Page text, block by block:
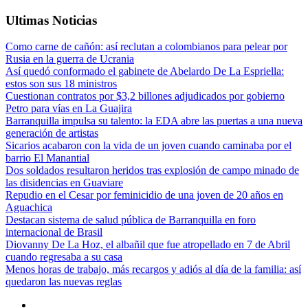
Ultimas Noticias
Como carne de cañón: así reclutan a colombianos para pelear por
Rusia en la guerra de Ucrania
Así quedó conformado el gabinete de Abelardo De La Espriella:
estos son sus 18 ministros
Cuestionan contratos por $3,2 billones adjudicados por gobierno
Petro para vías en La Guajira
Barranquilla impulsa su talento: la EDA abre las puertas a una nueva
generación de artistas
Sicarios acabaron con la vida de un joven cuando caminaba por el
barrio El Manantial
Dos soldados resultaron heridos tras explosión de campo minado de
las disidencias en Guaviare
Repudio en el Cesar por feminicidio de una joven de 20 años en
Aguachica
Destacan sistema de salud pública de Barranquilla en foro
internacional de Brasil
Diovanny De La Hoz, el albañil que fue atropellado en 7 de Abril
cuando regresaba a su casa
Menos horas de trabajo, más recargos y adiós al día de la familia: así
quedaron las nuevas reglas